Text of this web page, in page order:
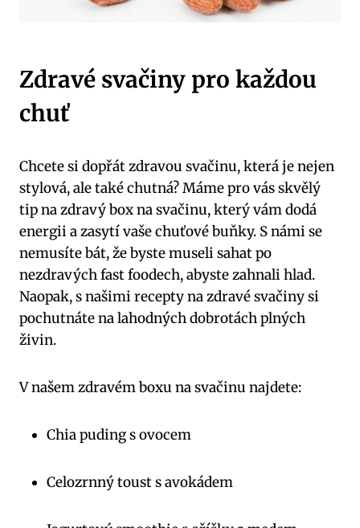
Zdravé svačiny pro každou
chuť
Chcete si dopřát zdravou svačinu, která je nejen
stylová, ale také chutná? Máme pro vás skvělý
tip na zdravý box na svačinu, který vám dodá
energii a zasytí vaše chuťové buňky. S námi se
nemusíte bát, že byste museli sahat po
nezdravých fast foodech, abyste zahnali hlad.
Naopak, s našimi recepty na zdravé svačiny si
pochutnáte na lahodných dobrotách plných
živin.
V našem zdravém boxu na svačinu najdete:
Chia puding s ovocem
Celozrnný toust s avokádem